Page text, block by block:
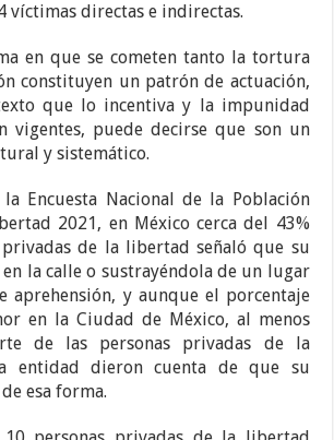
víctimas directas e indirectas.
en que se cometen tanto la tortura
constituyen un patrón de actuación,
que lo incentiva y la impunidad
vigentes, puede decirse que son un
y sistemático.
la Encuesta Nacional de la Población
2021, en México cerca del 43%
de la libertad señaló que su
la calle o sustrayéndola de un lugar
aprehensión, y aunque el porcentaje
en la Ciudad de México, al menos
de las personas privadas de la
entidad dieron cuenta de que su
esa forma.